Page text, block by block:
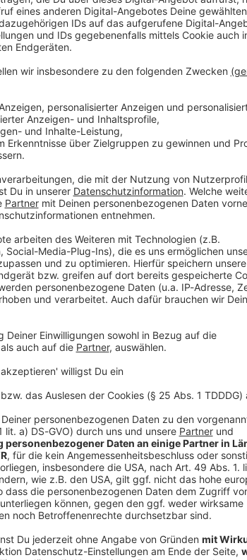
Autobahn 3 bei Velburg (Landkreis
sagte. Die
normal, hieß es. Laut einem Sprecher
Autofahrer auf der A3 müssten nicht
Fahrzeuge und behinderten
aus, wie ein Sprecher
auf das Dach einer Gaststätte.
15.000 Euro geschätzt.
Gewittern betroffen: Bereits am
mehrere Bäume auf die Bundesstraße
während Einsatzkräfte die Fahrbahn
Spuren. Ein etwa 15 Meter hoher
aus der Erde gerissen und fiel auf
25.000 Euro geschätzt. In einem
Fahrzeuge. Polizei und Feuerwehr
und eines vom Balkon gewehten
niemand.